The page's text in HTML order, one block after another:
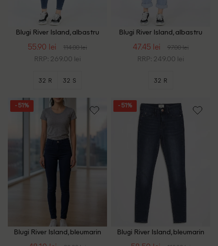
Blugi River Island, albastru
55.90 lei 114.00 lei
RRP: 269.00 lei
32 R 32 S
Blugi River Island, albastru
47.45 lei 97.00 lei
RRP: 249.00 lei
32 R
- 51%
Blugi River Island, bleumarin
- 51%
Blugi River Island, bleumarin